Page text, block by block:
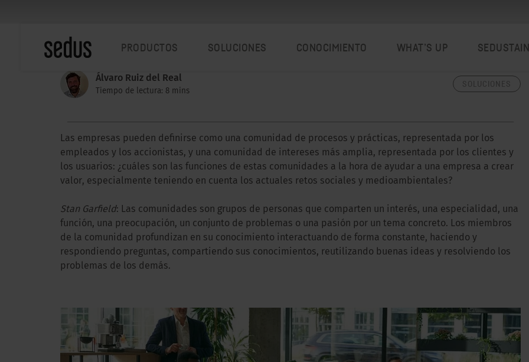
PRODUCTOS SOLUCIONES CONOCIMIENTO WHAT’S UP
Álvaro Ruiz del Real
Tiempo de lectura: 8 mins
Las empresas pueden definirse como una comunidad de procesos y prácticas, representada por los
empleados y los accionistas, y una comunidad de intereses más amplia, representada por los clientes y
los usuarios: ¿cuáles son las funciones de estas comunidades a la hora de ayudar a una empresa a crear
valor, especialmente teniendo en cuenta los actuales retos sociales y medioambientales?
Stan Garfield: Las comunidades son grupos de personas que comparten un interés, una especialidad, una
función, una preocupación, un conjunto de problemas o una pasión por un tema concreto. Los miembros
de la comunidad profundizan en su conocimiento interactuando de forma constante, haciendo y
respondiendo preguntas, compartiendo sus conocimientos, reutilizando buenas ideas y resolviendo los
problemas de los demás.